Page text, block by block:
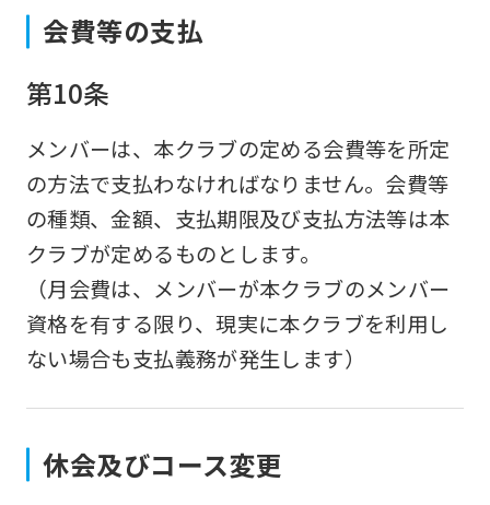
会費等の支払
第10条
メンバーは、本クラブの定める会費等を所定
の方法で支払わなければなりません。会費等
の種類、金額、支払期限及び支払方法等は本
クラブが定めるものとします。
（月会費は、メンバーが本クラブのメンバー
資格を有する限り、現実に本クラブを利用し
ない場合も支払義務が発生します）
休会及びコース変更
official
website
is
automatically
translated
into
English.
Click
link